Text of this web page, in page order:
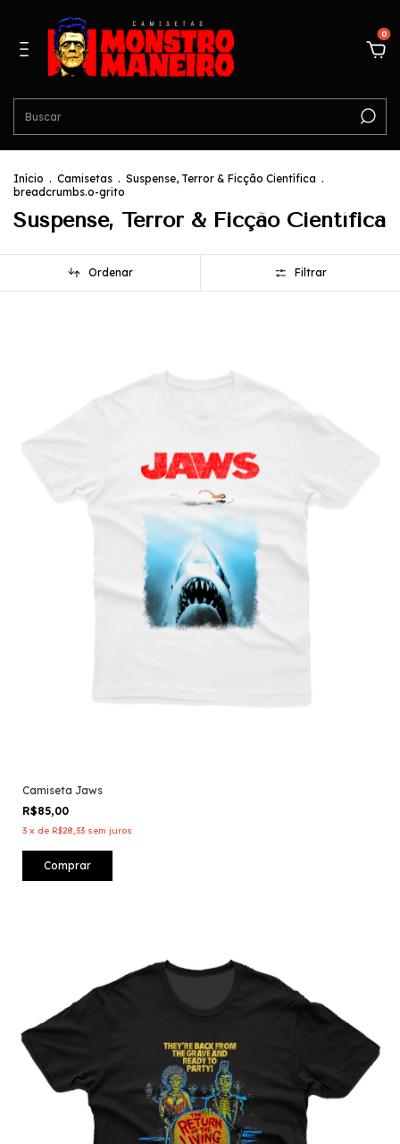
0
Início . Camisetas . Suspense, Terror & Ficção Científica .
breadcrumbs.o-grito
Suspense, Terror & Ficção Científica
Ordenar Filtrar
Camiseta Jaws
R$85,00
3 x de R$28,33 sem juros
Comprar